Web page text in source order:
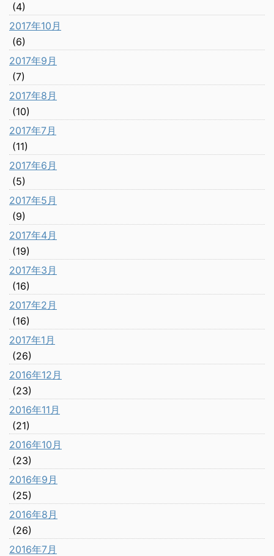
(4)
2017年10月
(6)
2017年9月
(7)
2017年8月
(10)
2017年7月
(11)
2017年6月
(5)
2017年5月
(9)
2017年4月
(19)
2017年3月
(16)
2017年2月
(16)
2017年1月
(26)
2016年12月
(23)
2016年11月
(21)
2016年10月
(23)
2016年9月
(25)
2016年8月
(26)
2016年7月